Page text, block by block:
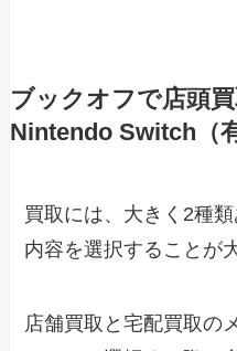
ブックオフで店頭
Nintendo Switch（
買取には、大きく2種
内容を選択することが
店舗買取と宅配買取の